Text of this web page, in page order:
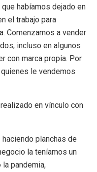
habíamos dejado en
el trabajo para
Comenzamos a vender
incluso en algunos
con marca propia. Por
le vendemos
en vínculo con
planchas de
la teníamos un
pandemia,